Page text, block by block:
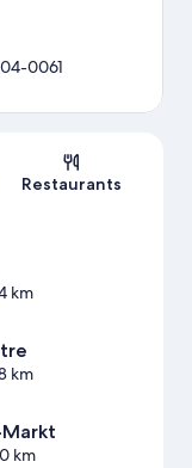
0061
Restaurants
km
km
km